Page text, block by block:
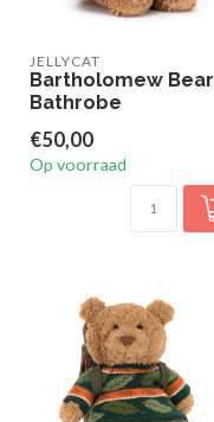
JELLYCAT
Bartholomew Bear
Bathrobe
€50,00
Op voorraad